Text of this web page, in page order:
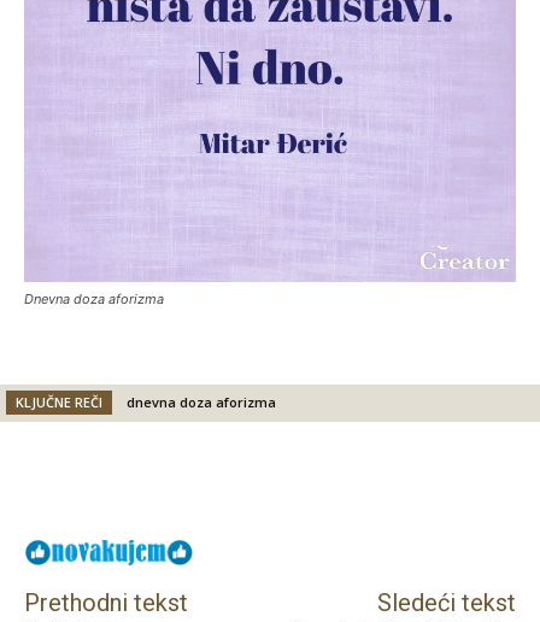
Dnevna doza aforizma
KLJUČNE REČI dnevna doza aforizma
Prethodni tekst Sledeći tekst